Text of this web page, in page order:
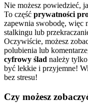
Nie możesz powiedzieć,
To część prywatności
zapewnia swobodę, więc
stalkingu lub
Oczywiście, możesz
polubienia lub
cyfrowy ślad należy
być lekkie i przyjemne!
bez stresu!
Czy możesz